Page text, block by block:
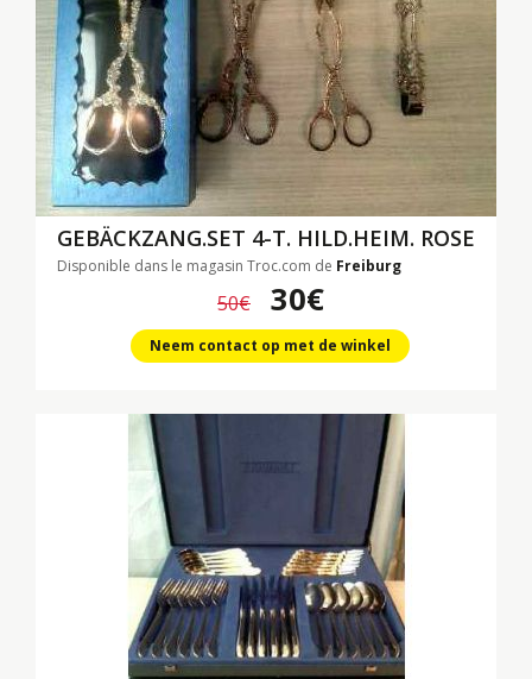
GEBÄCKZANG.SET 4-T. HILD.HEIM. ROSE
Disponible dans le magasin Troc.com de Freiburg
50€ 30€
Neem contact op met de winkel